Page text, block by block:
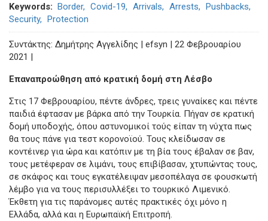
Keywords Border Covid-19 Arrivals Arrests
Pushbacks
Security
Protection
Συντάκτης: Δημήτρης Αγγελίδης | efsyn | 22 Φεβρουαρίου
2021 |
Επαναπροώθηση από κρατική δομή στη Λέσβο
Στις 17 Φεβρουαρίου, πέντε άνδρες, τρεις γυναίκες και πέντε
παιδιά έφτασαν με βάρκα από την Τουρκία. Πήγαν σε κρατική
δομή υποδοχής, όπου αστυνομικοί τούς είπαν τη νύχτα πως
θα τους πάνε για τεστ κορονοϊού. Τους κλείδωσαν σε
κοντέινερ για ώρα και κατόπιν με τη βία τους έβαλαν σε βαν,
τους μετέφεραν σε λιμάνι, τους επιβίβασαν, χτυπώντας τους,
σε σκάφος και τους εγκατέλειψαν μεσοπέλαγα σε φουσκωτή
λέμβο για να τους περισυλλέξει το τουρκικό Λιμενικό.
Έκθετη για τις παράνομες αυτές πρακτικές όχι μόνο η
Ελλάδα, αλλά και η Ευρωπαϊκή Επιτροπή.